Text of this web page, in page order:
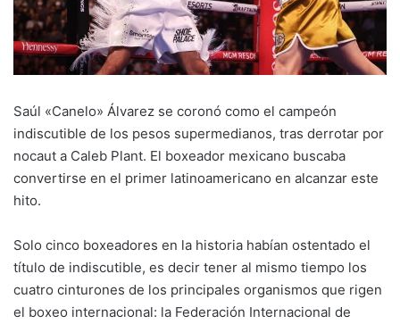
Saúl «Canelo» Álvarez se coronó como el campeón
indiscutible de los pesos supermedianos, tras derrotar por
nocaut a Caleb Plant. El boxeador mexicano buscaba
convertirse en el primer latinoamericano en alcanzar este
hito.
Solo cinco boxeadores en la historia habían ostentado el
título de indiscutible, es decir tener al mismo tiempo los
cuatro cinturones de los principales organismos que rigen
el boxeo internacional: la Federación Internacional de